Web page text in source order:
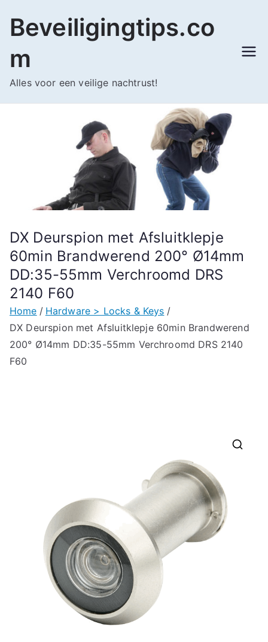
naar
inhoud
Beveiligingtips.co
m
Alles voor een veilige nachtrust!
DX Deurspion met Afsluitklepje
60min Brandwerend 200° Ø14mm
DD:35-55mm Verchroomd DRS
2140 F60
Home
Hardware > Locks & Keys
DX Deurspion met Afsluitklepje 60min Brandwerend
200° Ø14mm DD:35-55mm Verchroomd DRS 2140
F60